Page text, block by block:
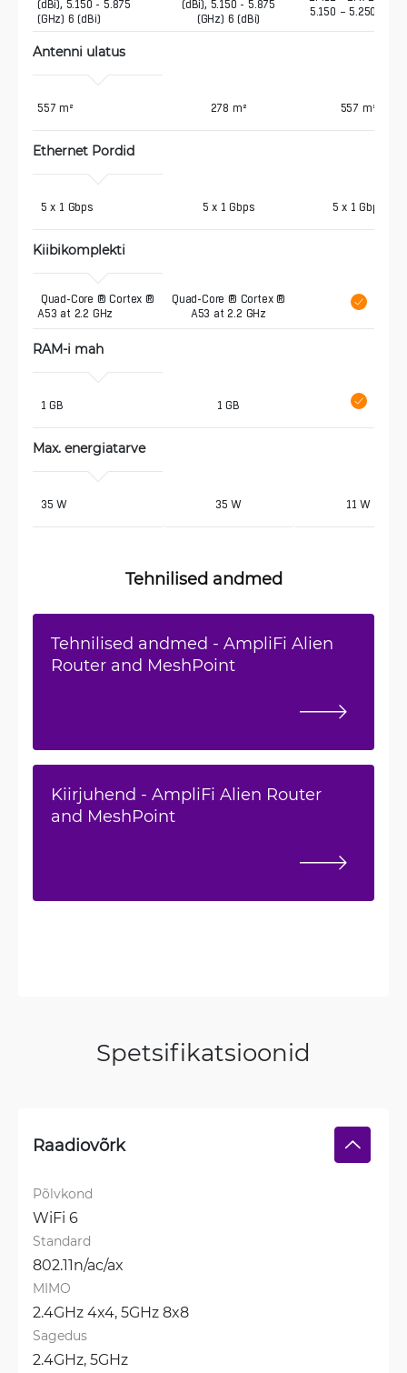
(dBi), 5.150 - 5.875
(GHz) 6 (dBi)
(dBi), 5.150 - 5.875
(GHz) 6 (dBi)
5.150 – 5.250 (GHz)
Antenni ulatus
557 m² 278 m² 557 m²
Ethernet Pordid
5 x 1 Gbps 5 x 1 Gbps 5 x 1 Gbps
Kiibikomplekti
A53 at 2.2 GHz
Quad-Core ® Cortex ®
A53 at 2.2 GHz
RAM-i mah
1 GB 1 GB
Max. energiatarve
35 W 35 W 11 W
Tehnilised andmed
Tehnilised andmed - AmpliFi Alien
Router and MeshPoint
Kiirjuhend - AmpliFi Alien Router
and MeshPoint
Spetsifikatsioonid
Raadiovõrk
Põlvkond
WiFi 6
Standard
802.11n/ac/ax
MIMO
2.4GHz 4x4, 5GHz 8x8
Sagedus
2.4GHz, 5GHz